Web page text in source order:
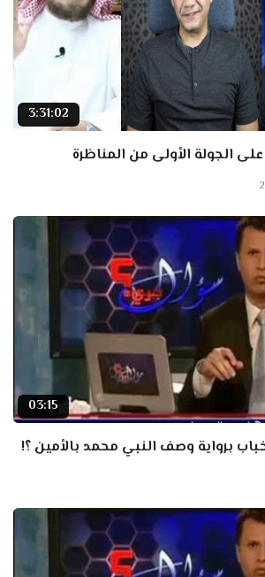
3:31:02
الجولة الأولى من المناظرة
03:15
برواية وصف النبي محمد بالأمين ؟!